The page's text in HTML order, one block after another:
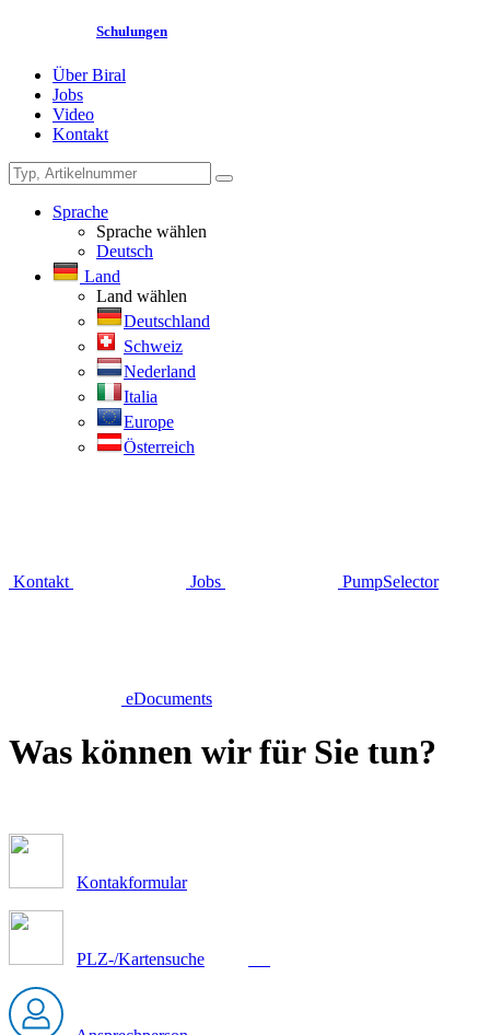
Schulungen
Über Biral
Jobs
Video
Kontakt
Sprache
Sprache wählen
Deutsch
Land
Land wählen
Deutschland
Schweiz
Nederland
Italia
Europe
Österreich
Kontakt Jobs PumpSelector
eDocuments
Was können wir für Sie tun?
Kontakformular
PLZ-/Kartensuche